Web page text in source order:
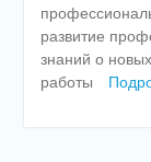
развитие
знаний о
работы